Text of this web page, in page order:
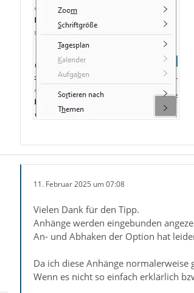
11. Februar 2025 um 07:08
Vielen Dank für den Tipp.
Anhänge werden eingebunden
An- und Abhaken der Option hat
Da ich diese Anhänge
Wenn es nicht so einfach erklärlich